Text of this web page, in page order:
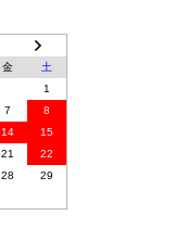
金
土
1
7
8
14
15
21
22
28
29